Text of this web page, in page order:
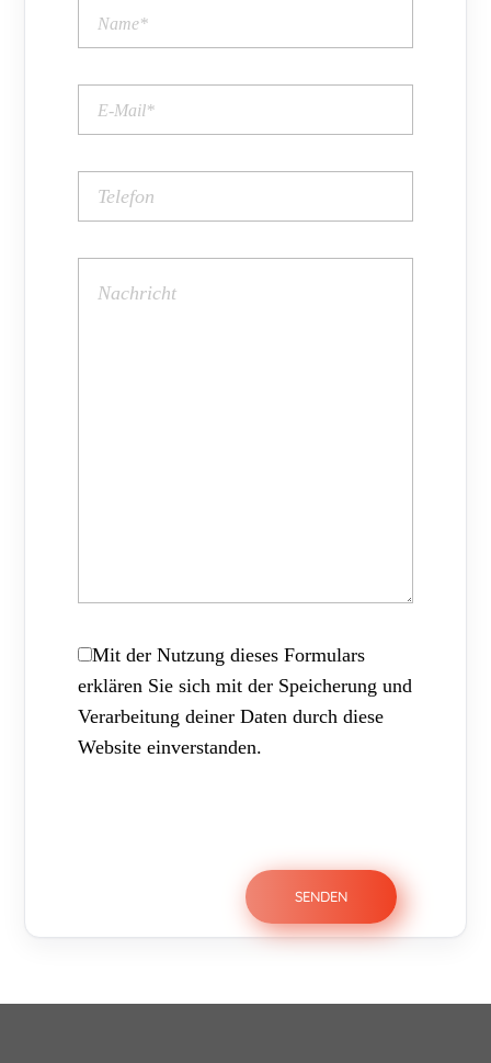
Mit der Nutzung dieses Formulars
erklären Sie sich mit der Speicherung und
Verarbeitung deiner Daten durch diese
Website einverstanden.